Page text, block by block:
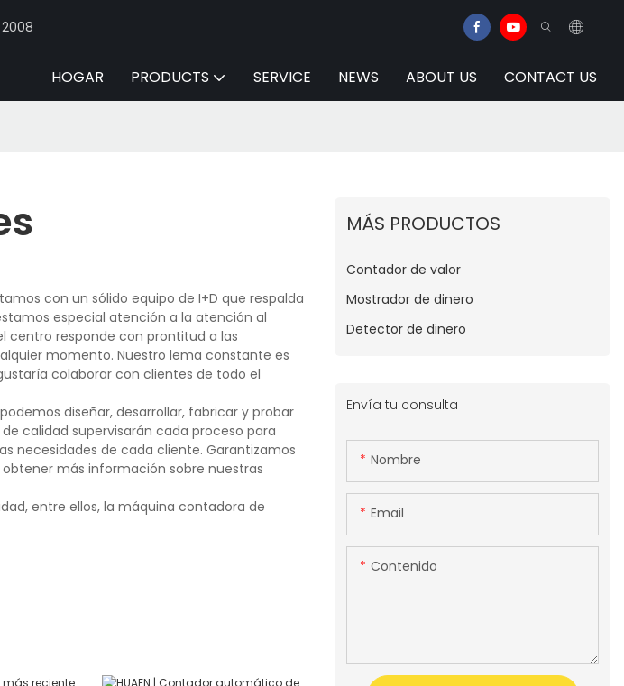
HOGAR PRODUCTS SERVICE NEWS ABOUT US CONTACT US
con un sólido equipo de I+D que respalda
especial atención a la atención al
centro responde con prontitud a las
momento. Nuestro lema constante es
colaborar con clientes de todo el
diseñar, desarrollar, fabricar y probar
calidad supervisarán cada proceso para
necesidades de cada cliente. Garantizamos
más información sobre nuestras
entre ellos, la máquina contadora de
MÁS PRODUCTOS
Contador de valor
Mostrador de dinero
Detector de dinero
Envía tu consulta
Nombre
Email
Contenido